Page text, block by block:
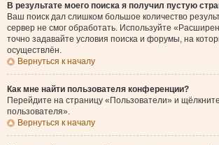
В результате моего поиска я получил пустую
Ваш поиск дал слишком большое количество
сервер не смог обработать. Используйте
точно задавайте условия поиска и форумы, на
осуществлён.
Вернуться к началу
Как мне найти пользователя конференции?
Перейдите на страницу «Пользователи» и
пользователя».
Вернуться к началу